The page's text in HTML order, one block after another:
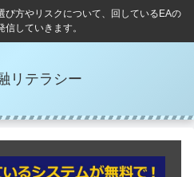
び方やリスクについて、回しているEAの
信していきます。
リテラシー